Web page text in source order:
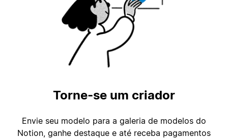
Torne-se um criador
Envie seu modelo para a galeria de modelos do
Notion, ganhe destaque e até receba pagamentos